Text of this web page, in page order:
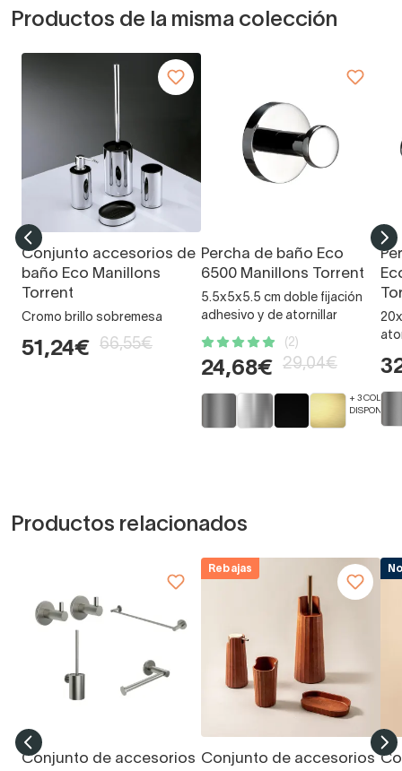
Productos de la misma colección
Conjunto accesorios de
baño Eco Manillons
Torrent
Cromo brillo sobremesa
51,24€ 66,55€
Percha de baño Eco
6500 Manillons Torrent
5.5x5x5.5 cm doble fijación
adhesivo y de atornillar
(2)
24,68€ 29,04€
+ 3
Productos relacionados
Conjunto de accesorios
Rebajas
Conjunto de accesorios